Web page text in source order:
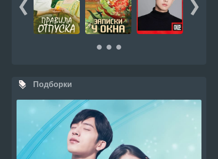
Подборки